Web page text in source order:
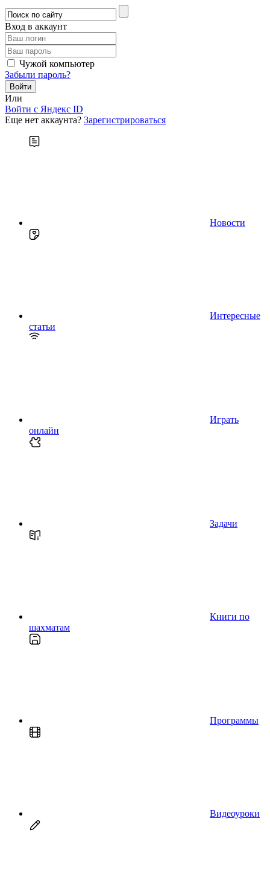
Вход в аккаунт
Чужой компьютер
Забыли пароль?
Или
Войти c Яндекс ID
Еще нет аккаунта? Зарегистрироваться
Новости
Интересные
статьи
Играть
онлайн
Задачи
Книги по
шахматам
Программы
Видеоуроки